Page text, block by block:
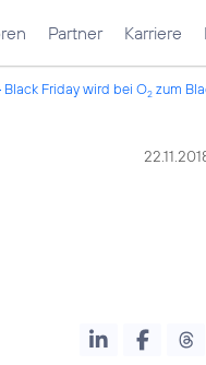
Partner Karriere
Black Friday wird bei O2 zum